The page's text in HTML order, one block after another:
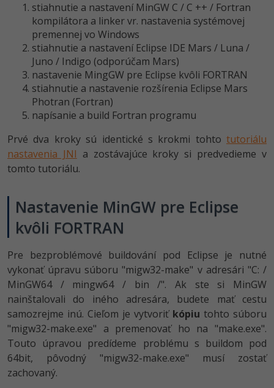
UML -80%
Algoritmy -41%
Umelá inteligencia -10%
Pre deti
Viac
Fórum
Kurzy e-commerce
Testovanie softvéru
Marketing
WordPress
SEO -30%
Business
Kurzy dizajnu
HTML/CSS -80%
Photoshop -80%
Adobe Illustrator -80%
Adobe Lightroom -30%
Adobe XD -15%
Príbehy absolventov
Blog
Médiá
Kariéra
stiahnutie a nastavení MinGW C / C ++ / Fortran
kompilátora a linker vr. nastavenia systémovej
premennej vo Windows
stiahnutie a nastavení Eclipse IDE Mars / Luna /
Juno / Indigo (odporúčam Mars)
nastavenie MingGW pre Eclipse kvôli FORTRAN
stiahnutie a nastavenie rozšírenia Eclipse Mars
Photran (Fortran)
napísanie a build Fortran programu
Prvé dva kroky sú identické s krokmi tohto tutoriálu
nastavenia JNI a zostávajúce kroky si predvedieme v
tomto tutoriálu.
Nastavenie MinGW pre Eclipse
kvôli FORTRAN
Pre bezproblémové buildování pod Eclipse je nutné
vykonať úpravu súboru "migw32-make" v adresári "C: /
MinGW64 / mingw64 / bin /". Ak ste si MinGW
nainštalovali do iného adresára, budete mať cestu
samozrejme inú. Cieľom je vytvoriť kópiu tohto súboru
"migw32-make.exe" a premenovať ho na "make.exe".
Touto úpravou predídeme problému s buildom pod
64bit, pôvodný "migw32-make.exe" musí zostať
zachovaný.